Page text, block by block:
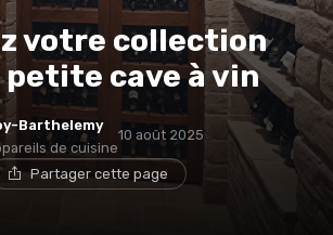
votre collection
petite cave à vin
Barthelemy
de cuisine
10 août 2025
Partager cette page
→ Je m'abonne
j'accepte de recevoir la newsletter
et les offres de ses partenaires.